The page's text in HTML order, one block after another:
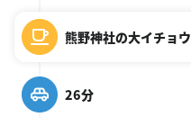
熊野神社の大イチョウ
26分